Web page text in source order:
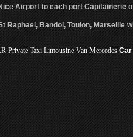
Airport to each port Capitainerie
Raphael, Bandol, Toulon, Marseille
Taxi Limousine Van Mercedes